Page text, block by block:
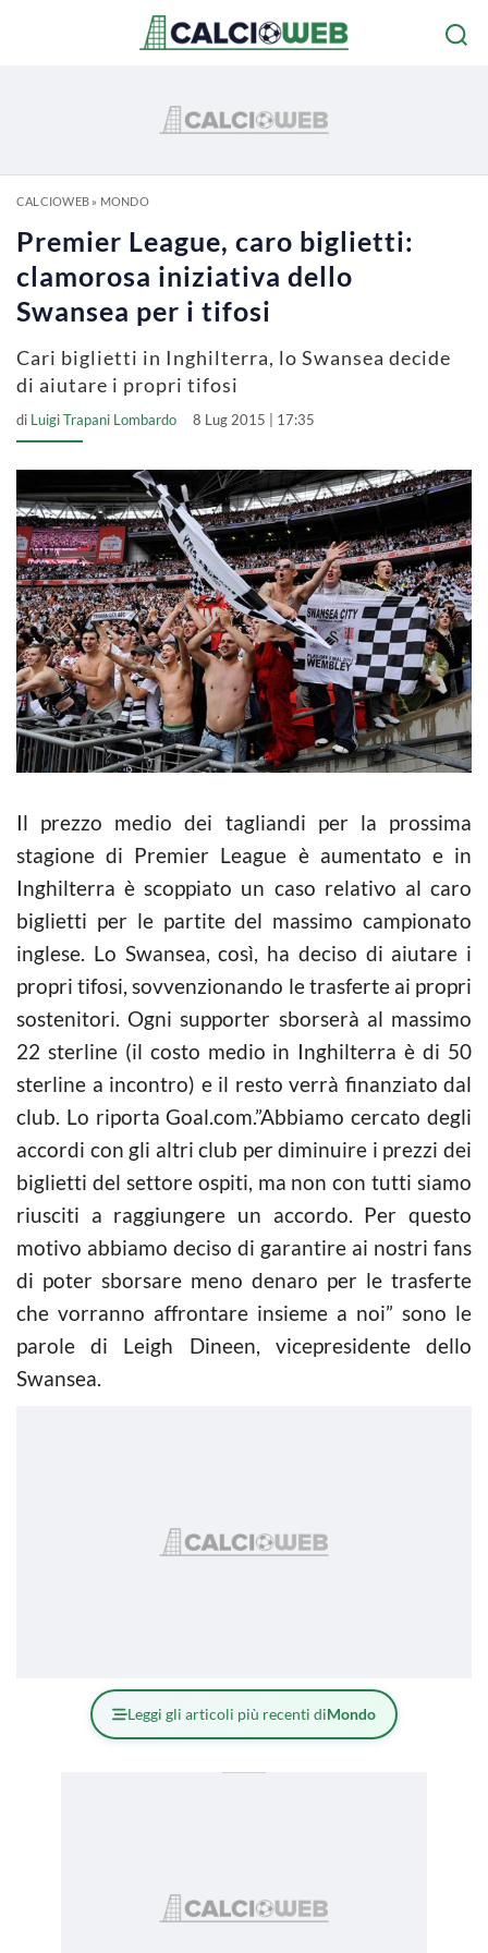
CALCIOWEB» MONDO
Premier League, caro biglietti:
clamorosa iniziativa dello
Swansea per i tifosi
Cari biglietti in Inghilterra, lo Swansea decide
di aiutare i propri tifosi
di Luigi Trapani Lombardo 8 Lug 2015 | 17:35
Il prezzo medio dei tagliandi per la prossima
stagione di Premier League è aumentato e in
Inghilterra è scoppiato un caso relativo al caro
biglietti per le partite del massimo campionato
inglese. Lo Swansea, così, ha deciso di aiutare i
propri tifosi, sovvenzionando le trasferte ai propri
sostenitori. Ogni supporter sborserà al massimo
22 sterline (il costo medio in Inghilterra è di 50
sterline a incontro) e il resto verrà finanziato dal
club. Lo riporta Goal.com.”Abbiamo cercato degli
accordi con gli altri club per diminuire i prezzi dei
biglietti del settore ospiti, ma non con tutti siamo
riusciti a raggiungere un accordo. Per questo
motivo abbiamo deciso di garantire ai nostri fans
di poter sborsare meno denaro per le trasferte
che vorranno affrontare insieme a noi” sono le
parole di Leigh Dineen, vicepresidente dello
Swansea.
Leggi gli articoli più recenti diMondo